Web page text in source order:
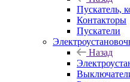
Пускатель,
Контакторы
Пускатели
Назад